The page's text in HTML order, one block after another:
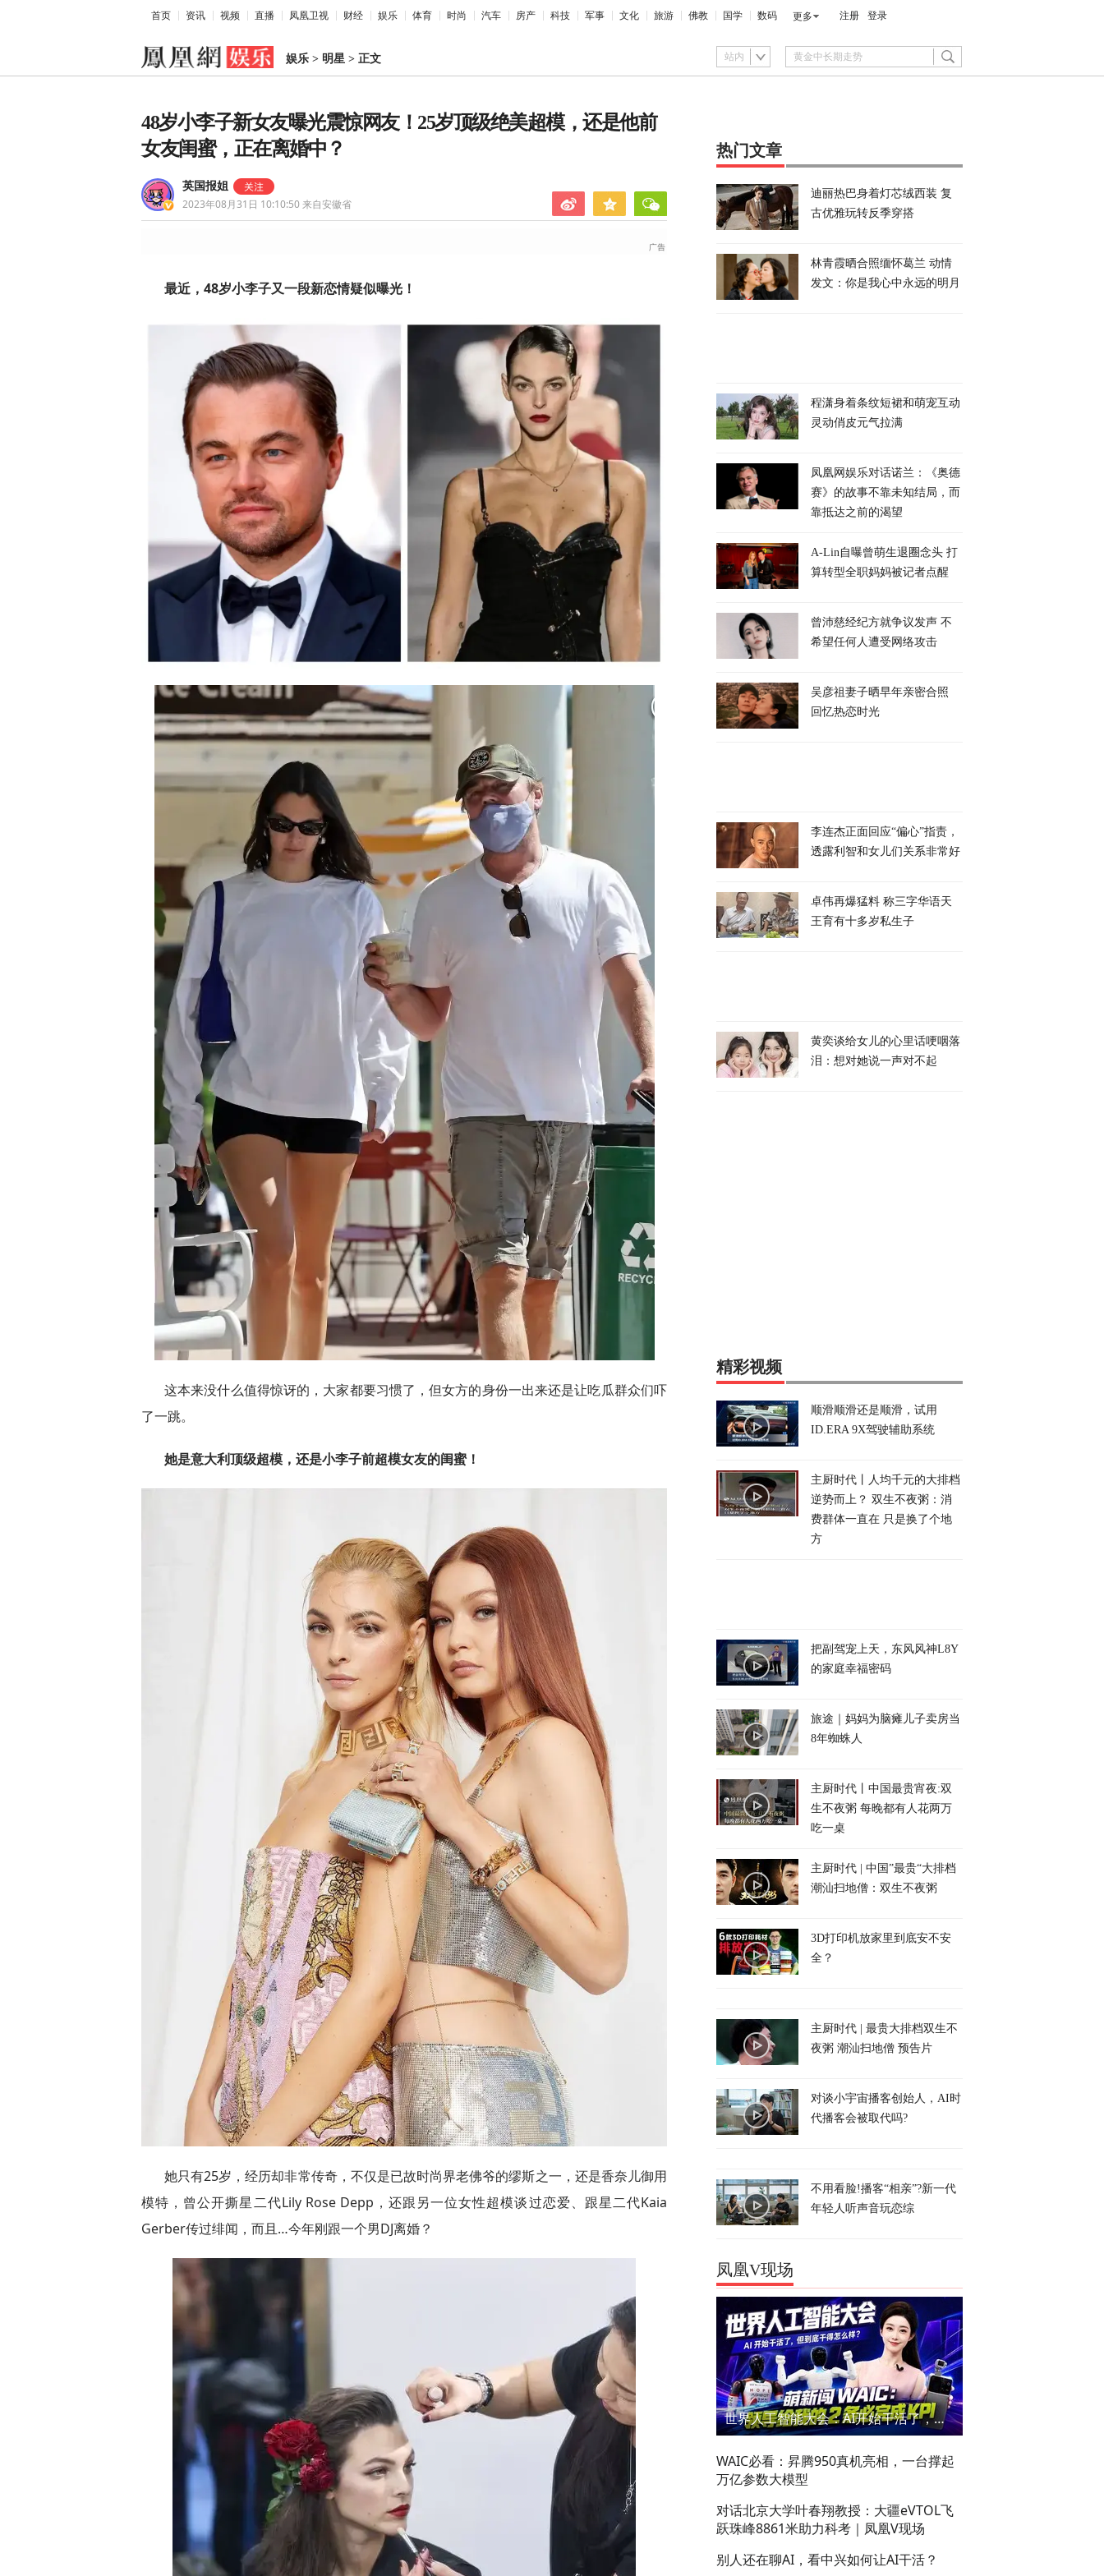
首页 资讯 视频 直播 凤凰卫视 财经 娱乐 体育 时尚 汽车 房产 科技 军事 文化 旅游 佛教 国学 数码 更多 注册 登录
娱乐 > 明星 > 正文 站内
48岁小李子新女友曝光震惊网友！25岁顶级绝美超模，还是他前
女友闺蜜，正在离婚中？
英国报姐
2023年08月31日 10:10:50来自安徽省
最近，48岁小李子又一段新恋情疑似曝光！
这本来没什么值得惊讶的，大家都要习惯了，但女方的身份一出来还是让吃瓜群众们吓
了一跳。
她是意大利顶级超模，还是小李子前超模女友的闺蜜！
她只有25岁，经历却非常传奇，不仅是已故时尚界老佛爷的缪斯之一，还是香奈儿御用
模特，曾公开撕星二代Lily Rose Depp，还跟另一位女性超模谈过恋爱、跟星二代Kaia
Gerber传过绯闻，而且…今年刚跟一个男DJ离婚？
热门文章
迪丽热巴身着灯芯绒西装 复
古优雅玩转反季穿搭
林青霞晒合照缅怀葛兰 动情
发文：你是我心中永远的明月
程潇身着条纹短裙和萌宠互动
灵动俏皮元气拉满
凤凰网娱乐对话诺兰：《奥德
赛》的故事不靠未知结局，而
靠抵达之前的渴望
A-Lin自曝曾萌生退圈念头 打
算转型全职妈妈被记者点醒
曾沛慈经纪方就争议发声 不
希望任何人遭受网络攻击
吴彦祖妻子晒早年亲密合照
回忆热恋时光
李连杰正面回应“偏心”指责，
透露利智和女儿们关系非常好
卓伟再爆猛料 称三字华语天
王育有十多岁私生子
黄奕谈给女儿的心里话哽咽落
泪：想对她说一声对不起
精彩视频
顺滑顺滑还是顺滑，试用
ID.ERA 9X驾驶辅助系统
主厨时代丨人均千元的大排档
逆势而上？ 双生不夜粥：消
费群体一直在 只是换了个地
方
把副驾宠上天，东风风神L8Y
的家庭幸福密码
旅途｜妈妈为脑瘫儿子卖房当
8年蜘蛛人
主厨时代丨中国最贵宵夜:双
生不夜粥 每晚都有人花两万
吃一桌
主厨时代 | 中国”最贵“大排档
潮汕扫地僧：双生不夜粥
3D打印机放家里到底安不安
全？
主厨时代 | 最贵大排档双生不
夜粥 潮汕扫地僧 预告片
对谈小宇宙播客创始人，AI时
代播客会被取代吗?
不用看脸!播客“相亲”?新一代
年轻人听声音玩恋综
凤凰V现场
世界人工智能大会：AI开始干活了，但到底干的怎么样？萌新闯WAIC
WAIC必看：昇腾950真机亮相，一台撑起
万亿参数大模型
对话北京大学叶春翔教授：大疆eVTOL飞
跃珠峰8861米助力科考｜凤凰V现场
别人还在聊AI，看中兴如何让AI干活？